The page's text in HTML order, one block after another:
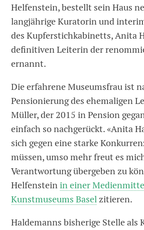
Helfenstein, bestellt sein Haus
langjährige Kuratorin und
des Kupferstichkabinetts, Anita
definitiven Leiterin der
ernannt.
Die erfahrene Museumsfrau ist
Pensionierung des ehemaligen
Müller, der 2015 in Pension
einfach so nachgerückt. «Anita
sich gegen eine starke
müssen, umso mehr freut es
Verantwortung übergeben zu
Helfensteinin einer
Kunstmuseums Baselzitieren.
Haldemanns bisherige Stelle als